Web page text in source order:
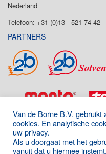
Nederland
Telefoon: +31 (0)13 - 521 74 42
PARTNERS
Van de Borne B.V. gebruikt
cookies. En analytische
uw privacy.
Als u doorgaat met het
vanuit dat u hiermee instemt.